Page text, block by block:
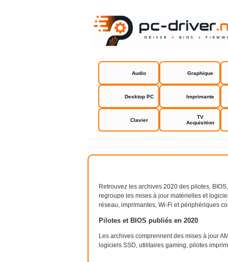
Audio Graphique
Desktop PC Imprimante
Clavier
TV
Acquisition
Retrouvez les archives 2020 des pilotes,
regroupe les mises à jour matérielles et
réseau, imprimantes, Wi-Fi et périphériques
Pilotes et BIOS publiés en 2020
Les archives comprennent des mises à jour
logiciels SSD, utilitaires gaming, pilotes